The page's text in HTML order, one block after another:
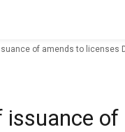
of amends to licenses